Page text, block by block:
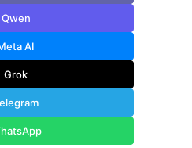
Qwen
AI
Grok